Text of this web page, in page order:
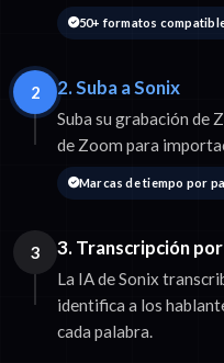
50+ formatos
2 2. Suba a Sonix
Suba su grabación de
de Zoom para
Marcas de tiempo por
3 3. Transcripción
La IA de Sonix
identifica a los
cada palabra.